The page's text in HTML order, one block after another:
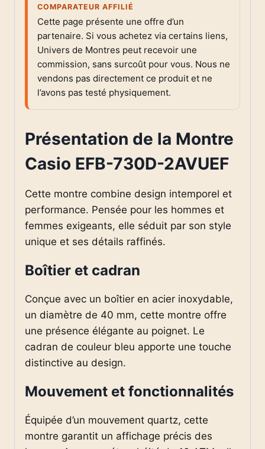
COMPARATEUR AFFILIÉ
Cette page présente une offre d’un
partenaire. Si vous achetez via certains liens,
Univers de Montres peut recevoir une
commission, sans surcoût pour vous. Nous ne
vendons pas directement ce produit et ne
l’avons pas testé physiquement.
Présentation de la Montre
Casio EFB-730D-2AVUEF
Cette montre combine design intemporel et
performance. Pensée pour les hommes et
femmes exigeants, elle séduit par son style
unique et ses détails raffinés.
Boîtier et cadran
Conçue avec un boîtier en acier inoxydable,
un diamètre de 40 mm, cette montre offre
une présence élégante au poignet. Le
cadran de couleur bleu apporte une touche
distinctive au design.
Mouvement et fonctionnalités
Équipée d’un mouvement quartz, cette
montre garantit un affichage précis des